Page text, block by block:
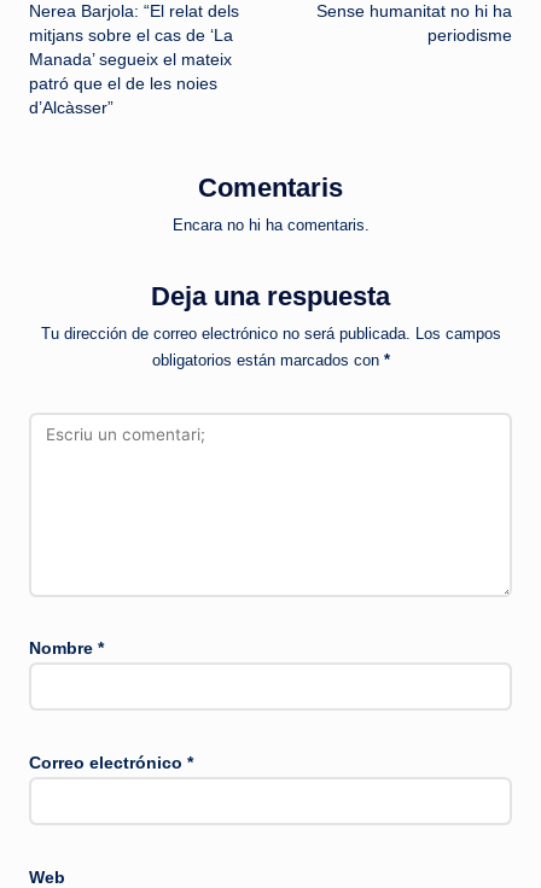
de
entradas
Nerea Barjola: “El relat dels
mitjans sobre el cas de ‘La
Manada’ segueix el mateix
patró que el de les noies
d’Alcàsser”
Sense humanitat no hi ha
periodisme
Comentaris
Encara no hi ha comentaris.
Deja una respuesta
Tu dirección de correo electrónico no será publicada. Los campos
obligatorios están marcados con *
Nombre *
Correo electrónico *
Web